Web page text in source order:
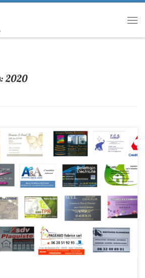
2020
continuent à nous soutenir dans ces moments